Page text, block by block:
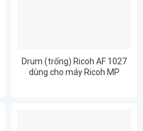
Drum (trống) Ricoh AF 1027
dùng cho máy Ricoh MP